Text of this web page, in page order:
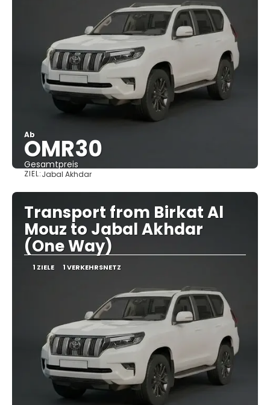
Ab
OMR30
Gesamtpreis
ZIEL:Jabal Akhdar
Transport from Birkat Al
Mouz to Jabal Akhdar
(One Way)
1 ZIELE 1 VERKEHRSNETZ